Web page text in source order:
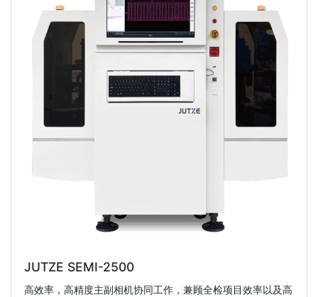
JUTZE SEMI-2500
高效率，高精度主副相机协同工作，兼顾全检项目效率以及高